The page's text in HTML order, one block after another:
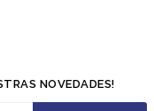
NOVEDADES!